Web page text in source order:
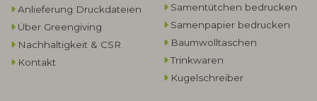
Anlieferung Druckdateien
Über Greengiving
Nachhaltigkeit & CSR
Kontakt
Samentütchen bedrucken
Samenpapier bedrucken
Baumwolltaschen​
Trinkwaren
Kugelschreiber